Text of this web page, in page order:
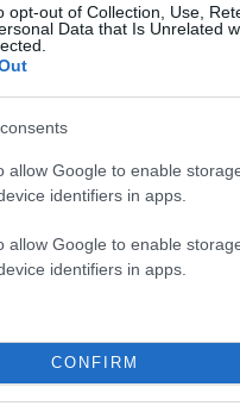
opt-out of Collection, Use,
Data that Is Unrelated
allow Google to enable
identifiers in apps.
allow Google to enable
identifiers in apps.
CONFIRM